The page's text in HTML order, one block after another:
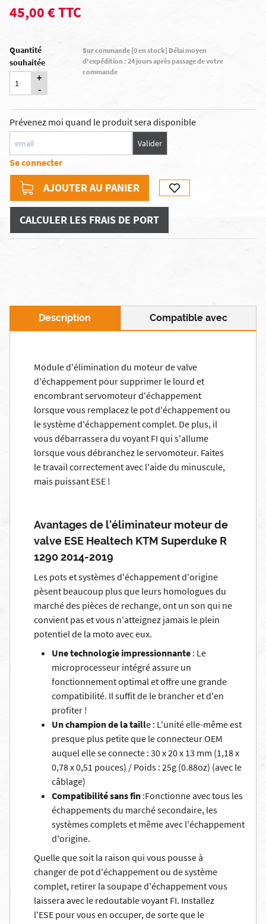
45,00 € TTC
Quantité
souhaitée
+
-
Sur commande [0 en stock] Délai moyen
d'expédition : 24 jours après passage de votre
commande
Prévenez moi quand le produit sera disponible
Valider
Se connecter
AJOUTER AU PANIER
CALCULER LES FRAIS DE PORT
Description Compatible avec
Module d'élimination du moteur de valve
d'échappement pour supprimer le lourd et
encombrant servomoteur d'échappement
lorsque vous remplacez le pot d'échappement ou
le système d'échappement complet. De plus, il
vous débarrassera du voyant FI qui s'allume
lorsque vous débranchez le servomoteur. Faites
le travail correctement avec l'aide du minuscule,
mais puissant ESE !
Avantages de l'éliminateur moteur de
valve ESE Healtech KTM Superduke R
1290 2014-2019
Les pots et systèmes d'échappement d'origine
pèsent beaucoup plus que leurs homologues du
marché des pièces de rechange, ont un son qui ne
convient pas et vous n'atteignez jamais le plein
potentiel de la moto avec eux.
Une technologie impressionnante : Le
microprocesseur intégré assure un
fonctionnement optimal et offre une grande
compatibilité. Il suffit de le brancher et d'en
profiter !
Un champion de la taille : L'unité elle-même est
presque plus petite que le connecteur OEM
auquel elle se connecte : 30 x 20 x 13 mm (1,18 x
0,78 x 0,51 pouces) / Poids : 25g (0.88oz) (avec le
câblage)
Compatibilité sans fin :Fonctionne avec tous les
échappements du marché secondaire, les
systèmes complets et même avec l'échappement
d'origine.
Quelle que soit la raison qui vous pousse à
changer de pot d'échappement ou de système
complet, retirer la soupape d'échappement vous
laissera avec le redoutable voyant FI. Installez
l'ESE pour vous en occuper, de sorte que le